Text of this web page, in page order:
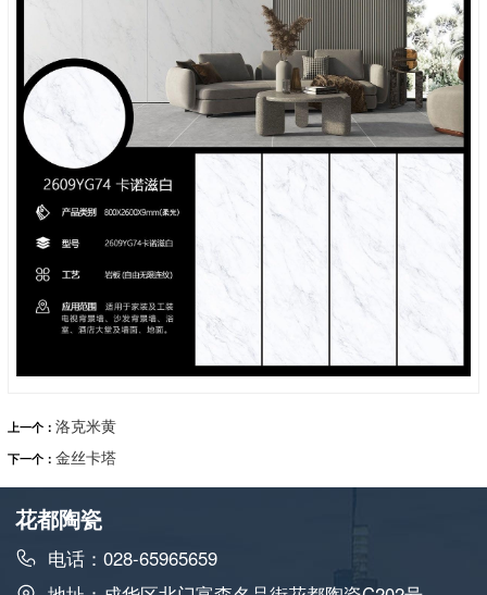
上一个： 洛克米黄
下一个： 金丝卡塔
花都陶瓷
电话：028-65965659